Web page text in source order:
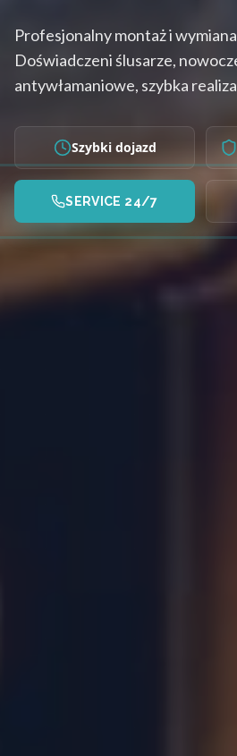
Profesjonalny montaż i
Doświadczeni ślusarze,
antywłamaniowe, szybka
Szybki dojazd
SERVICE 24/7